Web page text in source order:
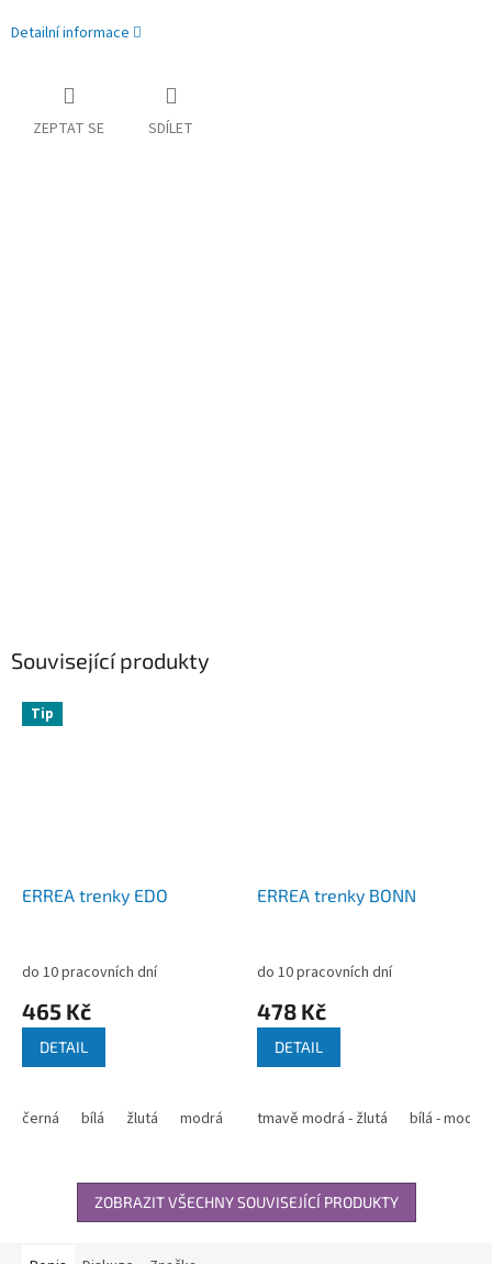
Detailní informace
ZEPTAT SE SDÍLET
Související produkty
Tip
ERREA trenky EDO
do 10 pracovních dní
465 Kč
DETAIL
černá bílá žlutá modrá červená zelená oranžová
ERREA trenky BONN
do 10 pracovních dní
478 Kč
DETAIL
tmavě modrá - žlutá bílá - modrá
ZOBRAZIT VŠECHNY SOUVISEJÍCÍ PRODUKTY